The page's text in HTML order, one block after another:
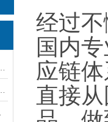
经过
国内
应链
直接